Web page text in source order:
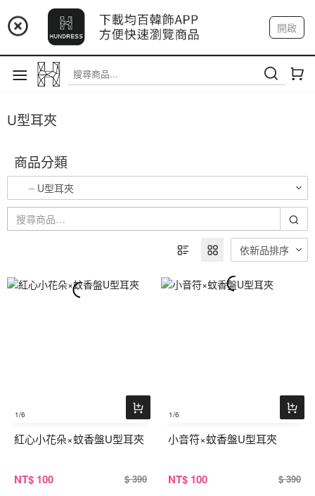
📢 市集預告：9/12-9/13 八里海巡基地
📢 市集預告：8/22-8/23 桃園青埔置地廣場
開啟
註冊 我的帳戶
U型耳夾
商品分類
U型耳夾
依新品排序
1/6
紅心小花朵×蚊香盤U型耳夾
NT$ 100 $ 390
1/6
小音符×蚊香盤U型耳夾
NT$ 100 $ 390